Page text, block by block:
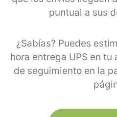
puntual a sus
¿Sabías? Puedes
hora entrega UPS en tu
de seguimiento en la